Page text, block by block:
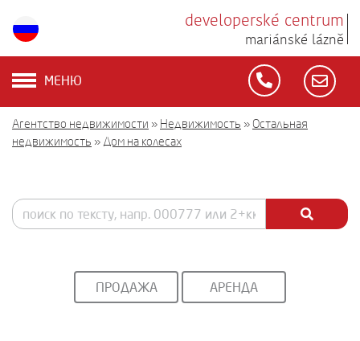
developerské centrum
mariánské lázně
МЕНЮ
Агентство недвижимости » Недвижимость » Остальная
недвижимость » Дом на колесах
ПРОДАЖА АРЕНДА